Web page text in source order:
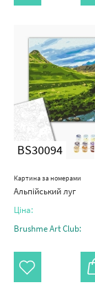
BS30094
Картина за номерами
Альпійський луг
Ціна:
Brushme Art Club: